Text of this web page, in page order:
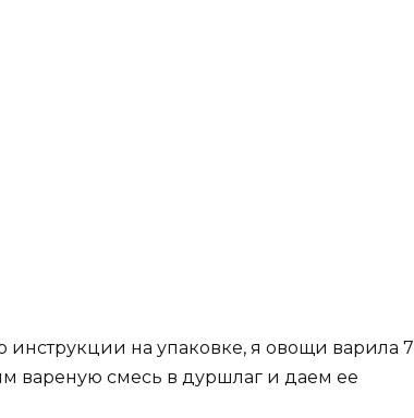
на упаковке, я овощи варила 7
вареную смесь в дуршлаг и даем ее